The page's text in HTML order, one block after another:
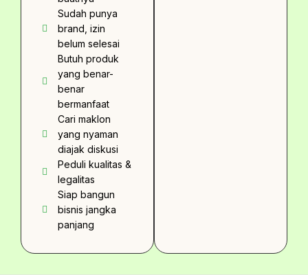
Sudah punya
brand, izin
belum selesai
Butuh produk
yang benar-
benar
bermanfaat
Cari maklon
yang nyaman
diajak diskusi
Peduli kualitas &
legalitas
Siap bangun
bisnis jangka
panjang